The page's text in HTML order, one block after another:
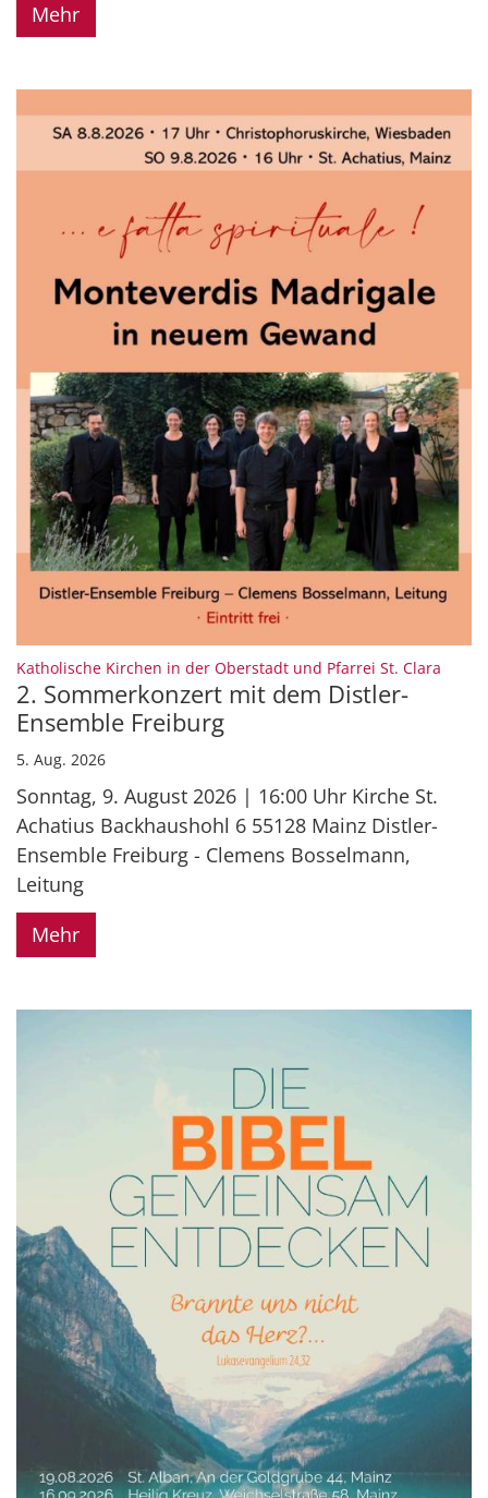
Mehr
Katholische Kirchen in der Oberstadt und Pfarrei St. Clara
2. Sommerkonzert mit dem Distler-
Ensemble Freiburg
5. Aug. 2026
Sonntag, 9. August 2026 | 16:00 Uhr Kirche St.
Achatius Backhaushohl 6 55128 Mainz Distler-
Ensemble Freiburg - Clemens Bosselmann,
Leitung
Mehr